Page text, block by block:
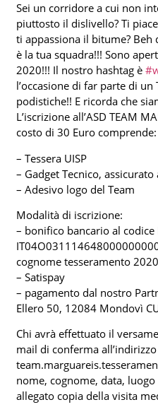
Sei un corridore a cui non
piuttosto il dislivello? Ti
ti appassiona il bitume? Beh
è la tua squadra!!! Sono
2020!!! Il nostro hashtag è
l’occasione di far parte di
podistiche!! E ricorda che
L’iscrizione all’ASD TEAM
costo di 30 Euro comprende:
– Tessera UISP
– Gadget Tecnico,
– Adesivo logo del Team
Modalità di iscrizione:
– bonifico bancario al codice
cognome tesseramento
– Satispay
– pagamento dal nostro
Ellero 50, 12084 Mondovì
Chi avrà effettuato il
mail di conferma all’indirizzo
nome, cognome, data,
allegato copia della visita